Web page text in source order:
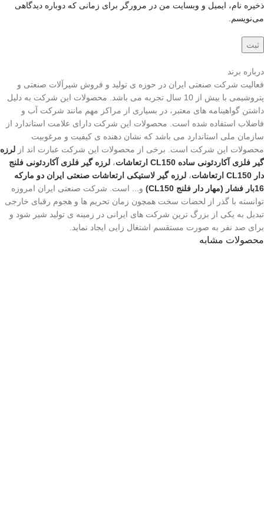
ذخیره نام، ایمیل و وبسایت من در مرورگر برای زمانی که دوباره دیدگاهی
می‌نویسم.
درباره برند
فعالیت شرکت صنعتی ایران در حوزه ی تولید و فروش شیرآلات صنعتی و
پتروشیمی با بیش از 10 سال تجربه می باشد. محصولات این شرکت به دلیل
داشتن گواهینامه های معتبر، در بسیاری از مراکز مهم مانند شرکت آب و
فاضلاب استفاده شده است. محصولات این شرکت دارای علامت استاندارد از
سازمان ملی استاندارد می باشد که نشان دهنده ی کیفیت و مرغوبیت
محصولات این شرکت است. برخی از محصولات این شرکت عبارت اند از لرزه
گیر فلزی آکاردئونی ساده CL150 ارتعاشات، لرزه گیر فلزی آکاردئونی فلنج
دار CL150 ارتعاشات، لرزه گیر لاستیکی ارتعاشات صنعتی ایران دو مارکه
16بار فشار (مهار دار فلنج
CL150
) و... است. شرکت صنعتی ایران امروزه
توانسته با گذر از لحضات سخت همچون زمان تحریم ها و هجوم رقبای خارجی
تبدیل به یکی از بزرگ ترین شرکت های ایرانی در زمینه ی تولید شیر شود و
برای صد نفر به صورت مستقسم اشتغال زایی ایجاد نماید.
محصولات مشابه